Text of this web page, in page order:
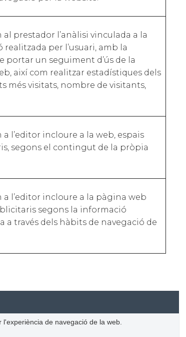
al prestador l’anàlisi vinculada a la
realitzada per l’usuari, amb la
portar un seguiment d’ús de la
així com realitzar estadístiques dels
més visitats, nombre de visitants,
a l’editor incloure a la web, espais
segons el contingut de la pròpia
a l’editor incloure a la pàgina web
segons la informació
a través dels hàbits de navegació de
de navegació de la web.